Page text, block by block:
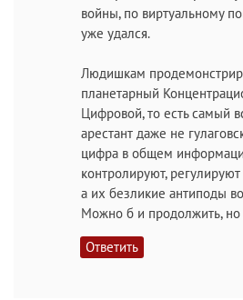
войны, по виртуальному
уже удался.
Людишкам
планетарный
Цифровой, то есть самый
арестант даже не
цифра в общем
контролируют,
а их безликие антиподы
Можно б и продолжить, но
Ответить